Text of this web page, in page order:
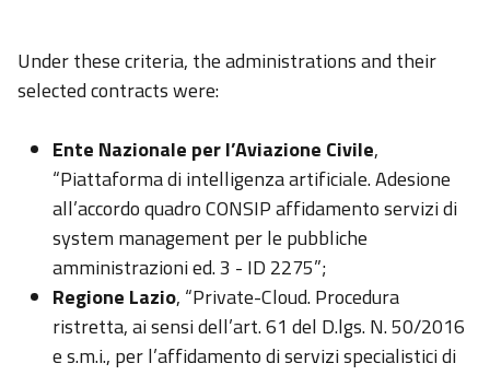
Under these criteria, the administrations and their
selected contracts were:
Ente Nazionale per l’Aviazione Civile,
“Piattaforma di intelligenza artificiale. Adesione
all’accordo quadro CONSIP affidamento servizi di
system management per le pubbliche
amministrazioni ed. 3 - ID 2275”;
Regione Lazio, “Private-Cloud. Procedura
ristretta, ai sensi dell’art. 61 del D.lgs. N. 50/2016
e s.m.i., per l’affidamento di servizi specialistici di